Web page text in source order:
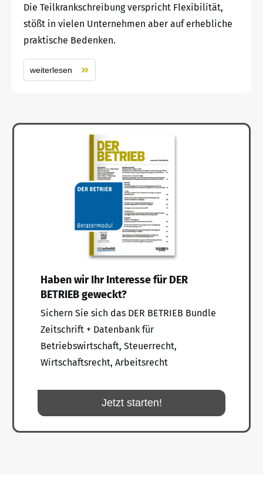
Die Teilkrankschreibung verspricht Flexibilität,
stößt in vielen Unternehmen aber auf erhebliche
praktische Bedenken.
weiterlesen
Haben wir Ihr Interesse für DER
BETRIEB geweckt?
Sichern Sie sich das DER BETRIEB Bundle
Zeitschrift + Datenbank für
Betriebswirtschaft, Steuerrecht,
Wirtschaftsrecht, Arbeitsrecht
Jetzt starten!